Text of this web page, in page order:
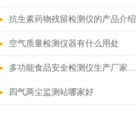
抗生素药物残留检测仪的产品介绍
空气质量检测仪器有什么用处
多功能食品安全检测仪生产厂家：检测仪的特点
四气两尘监测站哪家好